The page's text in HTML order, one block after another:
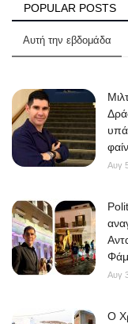
POPULAR POSTS
Αυτή την εβδομάδα
Αυγ
Αυγ
O